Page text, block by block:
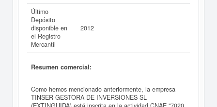
Último
Depósito
disponible en
el Registro
Mercantil
2012
Resumen comercial:
Como hemos mencionado anteriormente, la empresa
TINSER GESTORA DE INVERSIONES SL